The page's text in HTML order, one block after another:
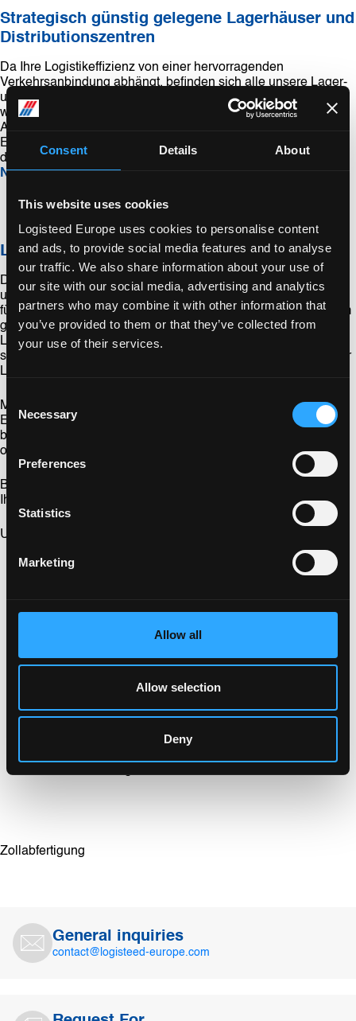
Consent Details About
This website uses cookies
Logisteed Europe uses cookies to personalise content
and ads, to provide social media features and to analyse
our traffic. We also share information about your use of
our site with our social media, advertising and analytics
partners who may combine it with other information that
you’ve provided to them or that they’ve collected from
your use of their services.
Selection
Necessary
Preferences
Statistics
Marketing
Allow all
Allow selection
Deny
Strategisch günstig gelegene Lagerhäuser und
Distributionszentren
Da Ihre Logistikeffizienz von einer hervorragenden
Verkehrsanbindung abhängt, befinden sich alle unsere Lager-
und Distributionszentren an strategisch wichtigen Standorten
weltweit: in der Nähe von Häfen oder Flughäfen und mit guter
Anbindung an das Straßen- und Schienennetz. Allein in
Europa verfügen wir über mehrere eigene Lagerhäuser,
darunter inGroßbritannien ,Italien und den
Niederlanden.
Lager- und Distributionsstrategie
Die Anforderungen Ihrer Produkte stehen im Mittelpunkt
unserer Lagerdesigns, und die Spezialisten unserer Abteilung
für Logistikengineering arbeiten stets mit Ihnen zusammen, um
genau den richtigen Ansatz für Sie zu finden. Und sobald das
Lager in Betrieb ist, behalten sie Ihre Prozesse im Auge und
schlagen Ihnen Möglichkeiten zur weiteren Verbesserung Ihrer
Logistik vor.
Möchten Sie die intelligenten Lösungen von LOGISTEED
Europe lieber in Ihrem eigenen Lager implementieren? Dann
bieten wir Ihnen Inhouse-Logistikdienstleistungen für ganze
oder Teile Ihrer Produktionslinien an.
Benötigen Sie Hilfe bei der Lagerung Ihrer Waren? Wir helfen
Ihnen gerne weiter.
noch heute!
Unsere Lager- und Logistiklösungen umfassen:
Auftragsabwicklung im Inbound- und Outbound-
Mehrwertdienste wie Etikettierung oder Montage
Qualitätskontrolle
Sammelguttransporten
Zollabfertigung
General inquiries
contact@logisteed-europe.com